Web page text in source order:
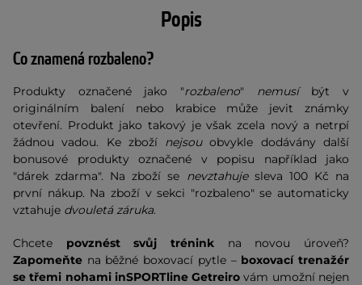
Popis
Co znamená rozbaleno?
Produkty označené jako "rozbaleno" nemusí být v
originálním balení nebo krabice může jevit známky
otevření. Produkt jako takový je však zcela nový a netrpí
žádnou vadou. Ke zboží nejsouobvykle dodávány další
bonusové produkty označené v popisu například jako
"dárek zdarma". Na zboží se nevztahuje sleva 100 Kč na
první nákup. Na zboží v sekci "rozbaleno" se automaticky
vztahuje dvouletá záruka.
Chcete povznést svůj trénink na novou úroveň?
Zapomeňte na běžné boxovací pytle – boxovací trenažér
se třemi nohami inSPORTline Getreiro vám umožní nejen